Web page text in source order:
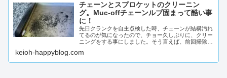
チェーンとスプロケットのクリーニン
グ。Muc-offチェーンルブ固まって酷い事
に！
先日クランクを自主点検した時、チェーンが結構汚れ
てるのが気になったので、チョー久しぶりに、クリー
ニングをする事にしました。そう言えば、前回掃除し
んですよ...
keioh-happyblog.com